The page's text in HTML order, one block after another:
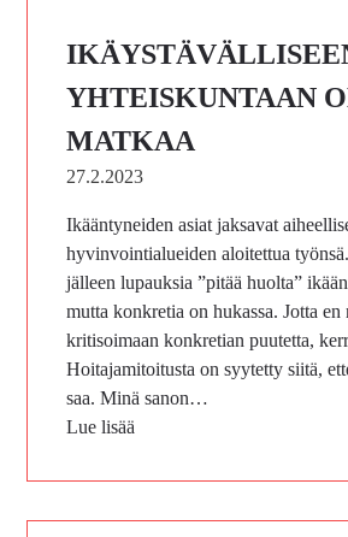
YHTEISKUNTAAN
MATKAA
27.2.2023
Ikääntyneiden asiat jaksavat
hyvinvointialueiden aloitettua
jälleen lupauksia ”pitää huolta”
mutta konkretia on hukassa. Jotta
kritisoimaan konkretian puutetta,
Hoitajamitoitusta on syytetty siitä,
saa. Minä sanon…
Lue lisää